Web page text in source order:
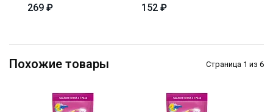
269 ₽ 152 ₽
Похожие товары Страница 1 из 6